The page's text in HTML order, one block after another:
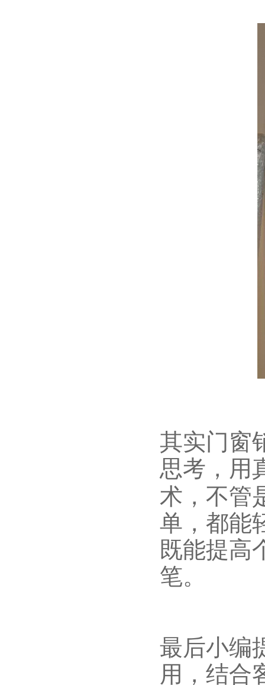
其实门窗
思考，用
术，不管
单，都能
既能提高
笔。
最后小编
用，结合